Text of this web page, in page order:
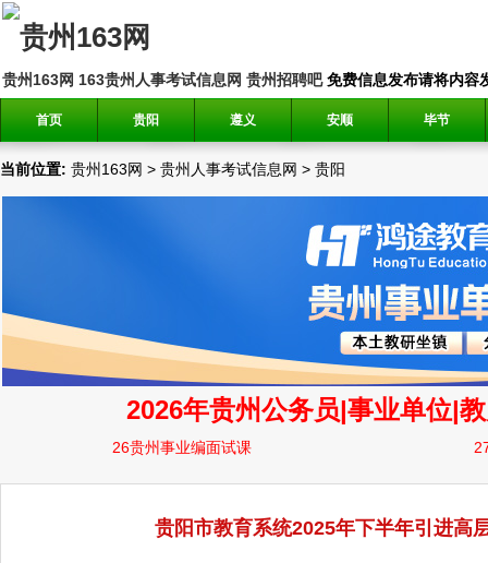
贵州163网 163贵州人事考试信息网 贵州招聘吧免费信息发布请将内容
首页 贵阳 遵义 安顺 毕节
当前位置: 贵州163网 > 贵州人事考试信息网 > 贵阳
贵阳市教育系统2025年下半年引进高